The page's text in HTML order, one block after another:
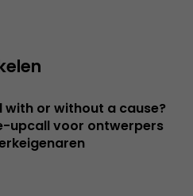
with or without a cause?
upcall voor ontwerpers